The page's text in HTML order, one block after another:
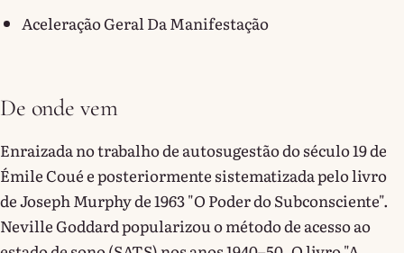
Aceleração Geral Da Manifestação
De onde vem
Enraizada no trabalho de autosugestão do século 19 de
Émile Coué e posteriormente sistematizada pelo livro
de Joseph Murphy de 1963 "O Poder do Subconsciente".
Neville Goddard popularizou o método de acesso ao